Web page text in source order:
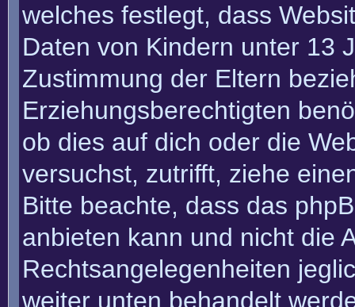
welches festlegt, dass
Daten von Kindern unter 13
Zustimmung der Eltern
Erziehungsberechtigten
ob dies auf dich oder die
versuchst, zutrifft, ziehe
Bitte beachte, dass das
anbieten kann und nicht die
Rechtsangelegenheiten
weiter unten behandelt